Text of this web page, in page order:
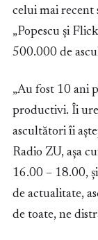
celui mai recent
„Popescu și
500.000 de
„Au fost 10 ani
productivi. Îi
ascultători îi
Radio ZU, așa
16.00 – 18.00,
de actualitate,
de toate, ne